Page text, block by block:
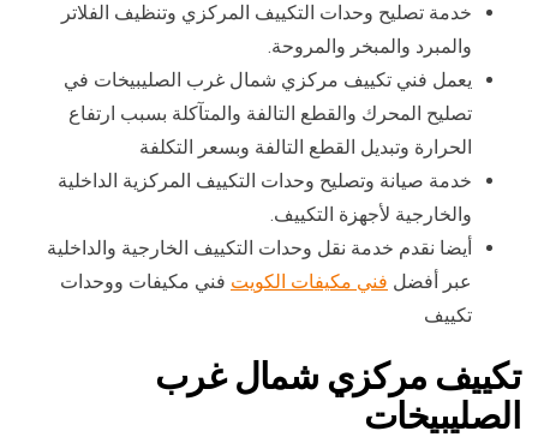
خدمة تصليح وحدات التكييف المركزي وتنظيف الفلاتر
والمبرد والمبخر والمروحة.
يعمل فني تكييف مركزي شمال غرب الصليبيخات في
تصليح المحرك والقطع التالفة والمتآكلة بسبب ارتفاع
الحرارة وتبديل القطع التالفة وبسعر التكلفة
خدمة صيانة وتصليح وحدات التكييف المركزية الداخلية
والخارجية لأجهزة التكييف.
أيضا نقدم خدمة نقل وحدات التكييف الخارجية والداخلية
عبر أفضل فني مكيفات الكويت فني مكيفات ووحدات
تكييف
تكييف مركزي شمال غرب
الصليبيخات